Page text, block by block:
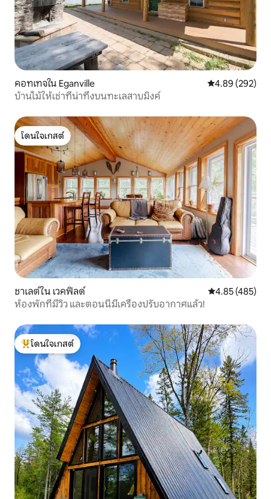
คอทเทจใน Eganville คะแนนเฉลี่ย
4.89 (292)
บ้านไม้ให้เช่าที่น่าทึ่งบนทะเลสาบมิงค์
โดนใจเกสต์
โดนใจเกสต์
ชาเลต์ใน เวคฟิลด์ คะแนนเฉลี่ย
4.85 (485)
ห้องพักที่มีวิว และตอนนี้มีเครื่องปรับอากาศแล้ว!
โดนใจเกสต์ที่สุด
โดนใจเกสต์